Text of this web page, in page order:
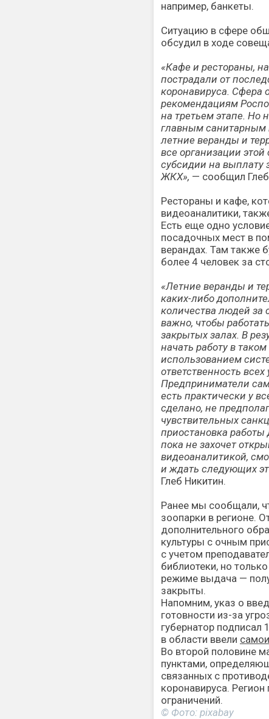
например, банкеты.
Ситуацию в сфере
обсудил в ходе
«Кафе и рестораны,
пострадали от
коронавируса. Сфера
рекомендациям
на третьем этапе. Но
главным санитарным
летние веранды и
все организации
субсидии на выплату
ЖКХ», — сообщил
Рестораны и кафе,
видеоаналитики,
Есть еще одно
посадочных мест в
верандах. Там также
более 4 человек за
«Летние веранды и
каких-либо
количества людей за
важно, чтобы
закрытых залах. В
начать работу в
использованием
ответственность
Предприниматели
есть практически у
сделано, не
чувствительных
приостановка работы
пока не захочет
видеоаналитикой,
и ждать следующих
Глеб Никитин.
Ранее мы сообщали,
зоопарки в регионе.
дополнительного
культуры с очным
с учетом
библиотеки, но
режиме выдача —
закрыты.
Напомним, указ о
готовности из-за
губернатор подписал
в области ввели
Во второй половине
пунктами,
связанных с
коронавируса.
ограничений.
© Фото: pixabay